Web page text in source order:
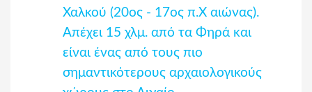
Χαλκού (20ος - 17ος π.Χ αιώνας).
Απέχει 15 χλμ. από τα Φηρά και
είναι ένας από τους πιο
σημαντικότερους αρχαιολογικούς